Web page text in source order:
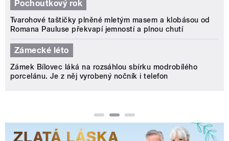
Pochoutkový rok
Tvarohové taštičky plněné mletým masem a klobásou od
Romana Pauluse překvapí jemností a plnou chutí
Zámecké léto
Zámek Bílovec láká na rozsáhlou sbírku modrobílého
porcelánu. Je z něj vyrobený nočník i telefon